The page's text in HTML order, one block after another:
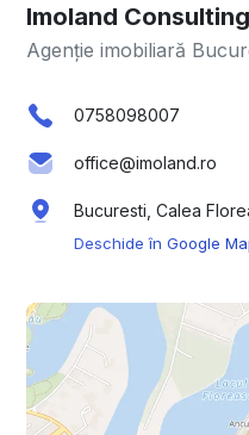
Imoland Consulting
Agenție imobiliară
0758098007
office@imoland.ro
Bucuresti, Calea
Deschide în Google